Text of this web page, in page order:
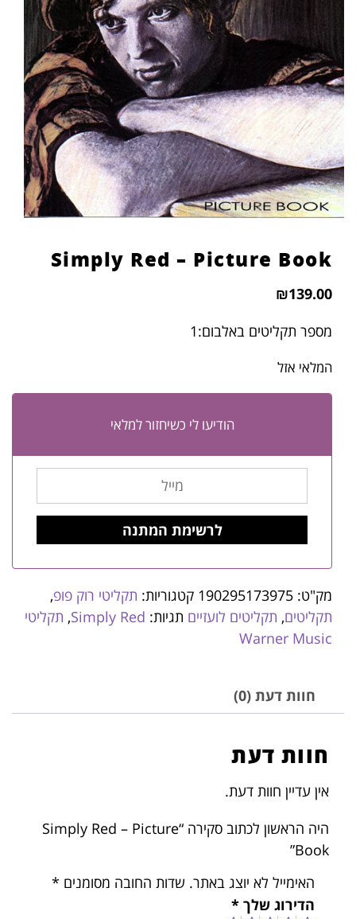
הוסף קו תחתון לקישורים
font_download
סמן קישורים
לאפס
את
כל
האפשרויות
cached
Simply Red – Picture Book
₪139.00
מספר תקליטים באלבום:1
המלאי אזל
הודיעו לי כשיחזור למלאי
מק"ט: 190295173975 קטגוריות: תקליטי רוק פופ,
תקליטים, תקליטים לועזיים תגיות: Simply Red
, תקליטי
Warner Music
חוות דעת (0)
חוות דעת
אין עדיין חוות דעת.
היה הראשון לכתוב סקירה “Simply Red – Picture
Book”
האימייל לא יוצג באתר. שדות החובה מסומנים *
הדירוג שלך *